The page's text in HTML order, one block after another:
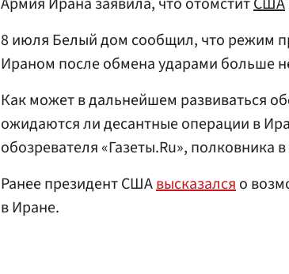
8 июля Белый дом сообщил, что режим
Ираном после обмена ударами больше
Как может в дальнейшем развиваться
ожидаются ли десантные операции в
обозревателя «Газеты.Ru», полковника
Ранее президент СШАвысказалсяо
в Иране.